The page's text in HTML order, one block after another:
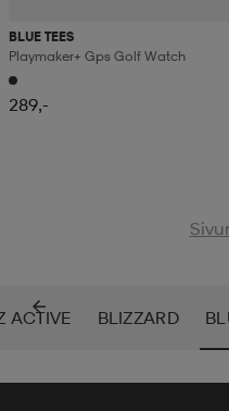
BLUE TEES
Playmaker+ Gps Golf Watch
289,-
ACTIVE BLIZZARD